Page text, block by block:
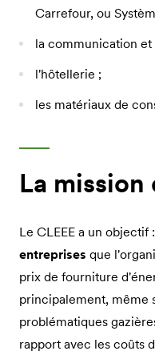
Carrefour, ou
la communication
l'hôtellerie ;
les matériaux de
La mission
Le CLEEE a un objectif
entreprises que
prix de fourniture
principalement, même
problématiques
rapport avec les coûts